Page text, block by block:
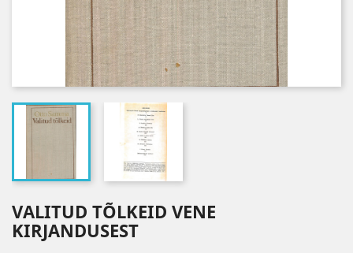
VALITUD TÕLKEID VENE
KIRJANDUSEST